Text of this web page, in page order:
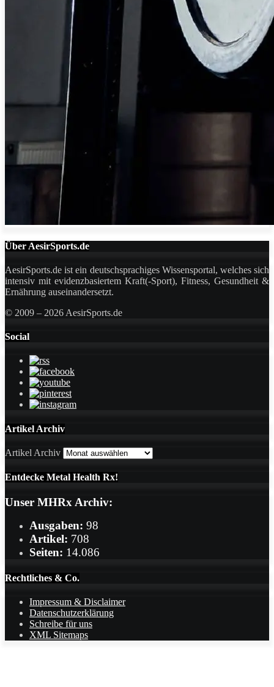
Über AesirSports.de
AesirSports.de ist ein deutschsprachiges Wissensportal, welches sich
intensiv mit evidenzbasiertem Kraft(-Sport), Fitness, Gesundheit &
Ernährung auseinandersetzt.
© 2009 – 2026 AesirSports.de
Social
Artikel Archiv
Artikel Archiv
Entdecke Metal Health Rx!
Unser MHRx Archiv:
Ausgaben: 98
Artikel: 708
Seiten: 14.086
Rechtliches & Co.
Impressum & Disclaimer
Datenschutzerklärung
Schreibe für uns
XML Sitemaps